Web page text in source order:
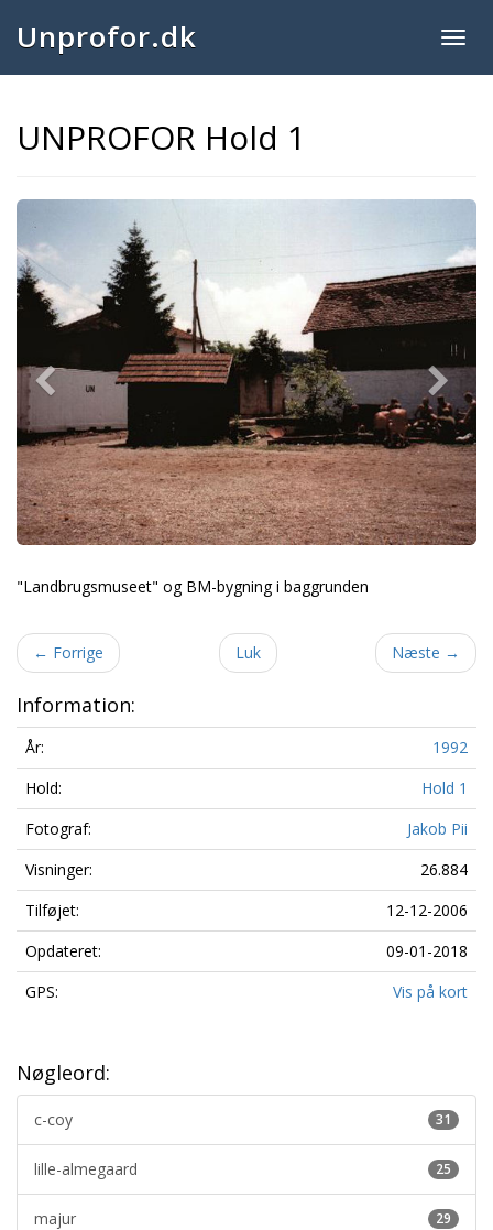
Unprofor.dk
UNPROFOR Hold 1
Previous
"Landbrugsmuseet" og BM-bygning i baggrunden
← Forrige Luk Næste →
Information:
År:
1992
Hold:
Hold 1
Fotograf:
Jakob Pii
Visninger:
26.884
Tilføjet:
12-12-2006
Opdateret:
09-01-2018
GPS:
Vis på kort
Nøgleord:
31
c-coy
25
lille-almegaard
29
majur